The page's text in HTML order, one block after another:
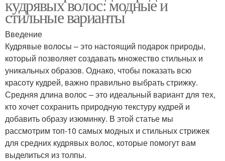
Классические стрижки
Универсальные
стрижки
Аксессуары для волос
Волос с чёлкой Фигурная стрижка
кудрявых волос: модные и
стильные варианты
Введение
Кудрявые волосы – это настоящий подарок природы,
который позволяет создавать множество стильных и
уникальных образов. Однако, чтобы показать всю
красоту кудрей, важно правильно выбрать стрижку.
Средняя длина волос – это идеальный вариант для тех,
кто хочет сохранить природную текстуру кудрей и
добавить образу изюминку. В этой статье мы
рассмотрим топ-10 самых модных и стильных стрижек
для средних кудрявых волос, которые помогут вам
выделиться из толпы.